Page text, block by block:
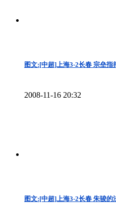
图文:[中超]上海3-2长春 宗垒指
2008-11-16 20:32
图文:[中超]上海3-2长春 朱骏的